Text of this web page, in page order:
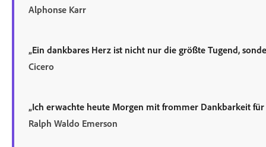
Alphonse Karr
„Ein dankbares Herz ist nicht nur die größte Tugend,
Cicero
„Ich erwachte heute Morgen mit frommer Dankbarkeit
Ralph Waldo Emerson